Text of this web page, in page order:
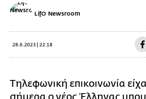
LifO Newsroom
28.6.2023 | 22:18
Τηλεφωνική επικοινωνία
σήμερα ο νέος Έλληνας